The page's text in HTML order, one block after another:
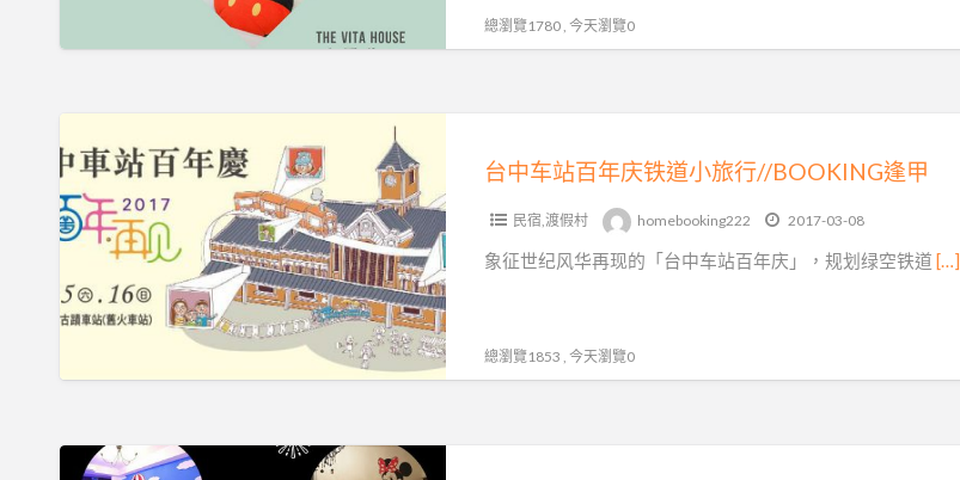
短
服
務
歡
迎
洽
詢
總瀏覽1780 , 今天瀏覽0
中
车
站
年
庆
道
旅
台中车站百年庆铁道小旅行//BOOKING逢甲
民宿,渡假村 homebooking222 2017-03-08
象征世纪风华再现的「台中车站百年庆」，规划绿空铁道 […]
總瀏覽1853 , 今天瀏覽0
台